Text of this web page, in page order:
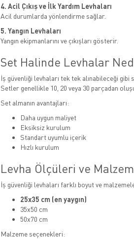
4. Acil Çıkış ve İlk Yardım Levhaları
Acil durumlarda yönlendirme sağlar.
5. Yangın Levhaları
Yangın ekipmanlarını ve çıkışları gösterir.
Set Halinde Levhalar
İş güvenliği levhaları tek tek alınabileceği gibi
Setler genellikle 10, 20 veya 30 parçadan
Set almanın avantajları:
Daha uygun maliyet
Eksiksiz kurulum
Standart uyumlu içerik
Hızlı kurulum
Levha Ölçüleri ve
İş güvenliği levhaları farklı boyut ve
25x35 cm (en yaygın)
35x50 cm
50x70 cm
Malzeme seçenekleri: